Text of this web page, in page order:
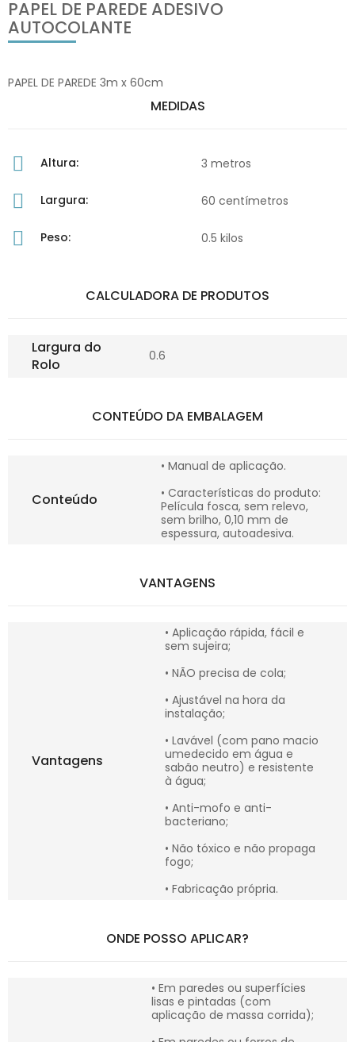
PAPEL DE PAREDE ADESIVO
AUTOCOLANTE
PAPEL DE PAREDE 3m x 60cm
MEDIDAS
Altura: 3 metros
Largura: 60 centímetros
Peso: 0.5 kilos
CALCULADORA DE PRODUTOS
Largura do
Rolo
0.6
CONTEÚDO DA EMBALAGEM
Conteúdo
• Manual de aplicação.
• Características do produto:
Película fosca, sem relevo,
sem brilho, 0,10 mm de
espessura, autoadesiva.
VANTAGENS
Vantagens
• Aplicação rápida, fácil e
sem sujeira;
• NÃO precisa de cola;
• Ajustável na hora da
instalação;
• Lavável (com pano macio
umedecido em água e
sabão neutro) e resistente
à água;
• Anti-mofo e anti-
bacteriano;
• Não tóxico e não propaga
fogo;
• Fabricação própria.
ONDE POSSO APLICAR?
• Em paredes ou superfícies
lisas e pintadas (com
aplicação de massa corrida);